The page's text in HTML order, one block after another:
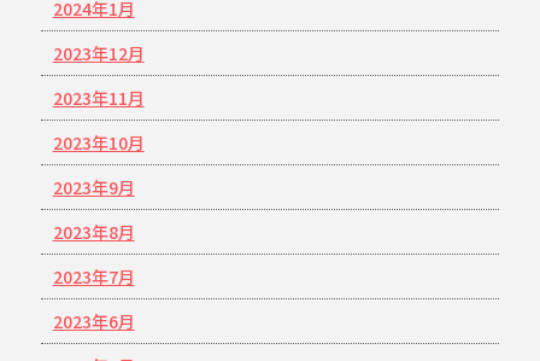
2024年1月
2023年12月
2023年11月
2023年10月
2023年9月
2023年8月
2023年7月
2023年6月